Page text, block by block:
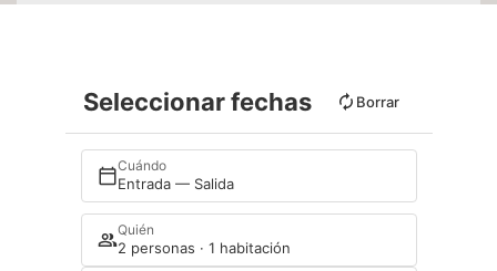
Seleccionar fechas Borrar
Cuándo
Entrada — Salida
Quién
2 personas · 1 habitación